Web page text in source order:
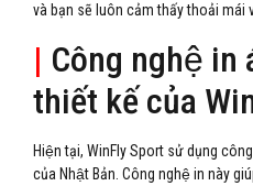
và bạn sẽ luôn cảm thấy thoải mái
| Công nghệ in
thiết kế của
Hiện tại, WinFly Sport sử dụng
của Nhật Bản. Công nghệ in này